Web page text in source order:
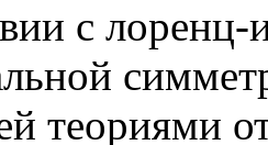
с
теориями